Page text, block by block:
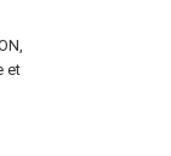
et